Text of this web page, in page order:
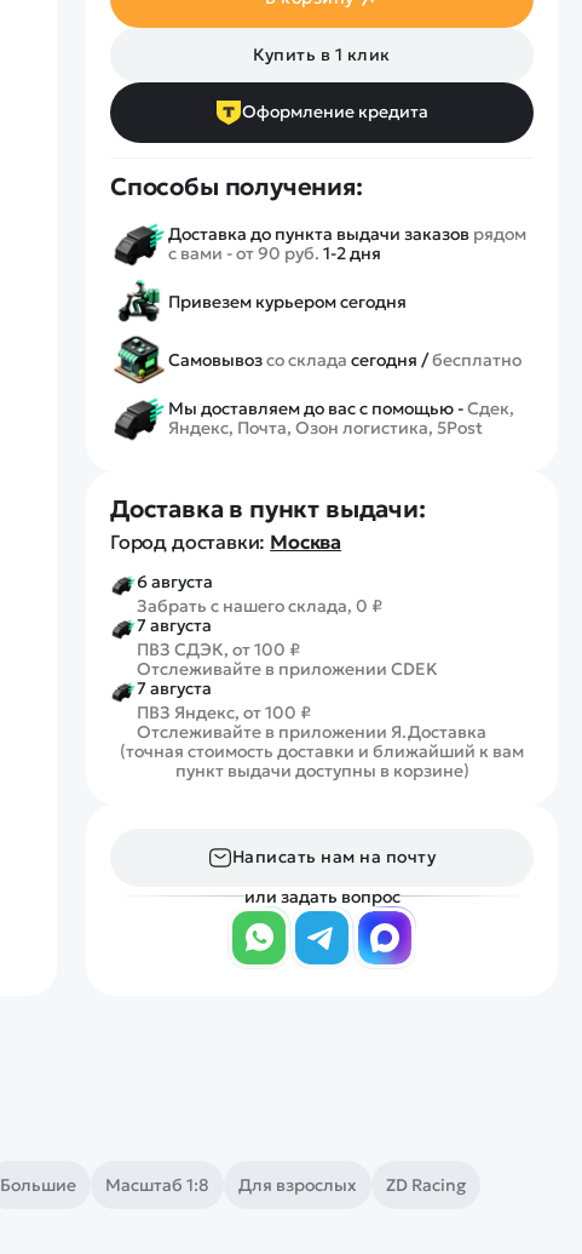
Купить в 1 клик
Оформление кредита
Способы получения:
Доставка до пункта выдачи заказов рядом
с вами - от 90 руб. 1-2 дня
Привезем курьером сегодня
Самовывозсо склада сегодня /бесплатно
Мы доставляем до вас с помощью -Сдек,
Яндекс, Почта, Озон логистика, 5Post
Доставка в пункт выдачи:
Город доставки: Москва
6 августа
Забрать с нашего склада, 0 ₽
7 августа
ПВЗ СДЭК, от 100 ₽
Отслеживайте в приложении CDEK
7 августа
ПВЗ Яндекс, от 100 ₽
Отслеживайте в приложении Я.Доставка
(точная стоимость доставки и ближайший к вам
пункт выдачи доступны в корзине)
Написать нам на почту
или задать вопрос
Большие Масштаб 1:8 Для взрослых ZD Racing
Спецтехника
Железные дороги
Конструкторы
Запчасти для моделей